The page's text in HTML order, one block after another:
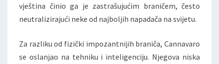
vještina činio ga je zastrašujućim braničem, često
neutralizirajući neke od najboljih napadača na svijetu.
Za razliku od fizički impozantnijih braniča, Cannavaro
se oslanjao na tehniku i inteligenciju. Njegova niska